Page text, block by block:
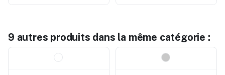
9 autres produits dans la même catégorie :